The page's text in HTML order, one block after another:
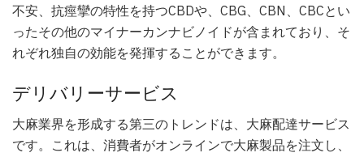
不安、抗痙攣の特性を持つCBDや、CBG、CBN、CBCとい
ったその他のマイナーカンナビノイドが含まれており、そ
れぞれ独自の効能を発揮することができます。
デリバリーサービス
大麻業界を形成する第三のトレンドは、大麻配達サービス
です。これは、消費者がオンラインで大麻製品を注文し、